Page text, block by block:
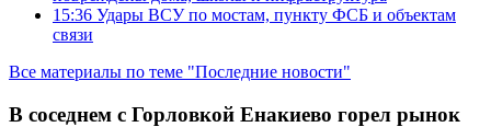
15:36 Удары ВСУ по мостам, пункту ФСБ и объектам
связи
Все материалы по теме "Последние новости"
В соседнем с Горловкой Енакиево горел рынок